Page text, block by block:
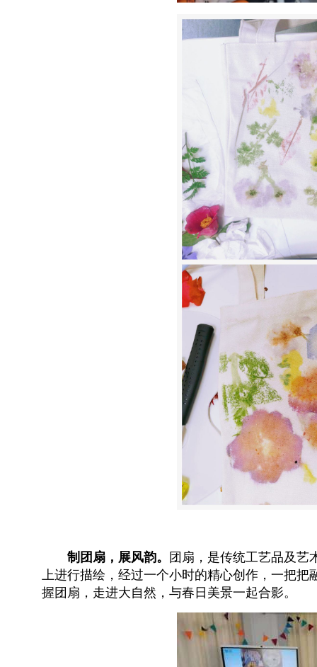
制团扇，展风韵。
团扇，是传统工艺品及艺
上进行描绘，经过一个小时的精心创作，一把
握团扇，走进大自然，与春日美景一起合影。